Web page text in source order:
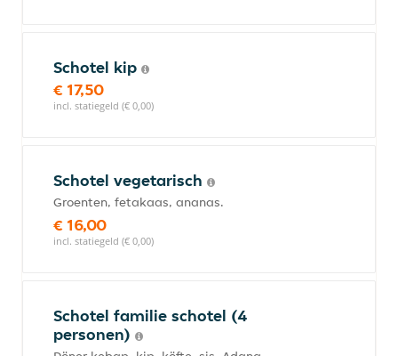
Schotel kip
€ 17,50
incl. statiegeld (€ 0,00)
Schotel vegetarisch
Groenten, fetakaas, ananas.
€ 16,00
incl. statiegeld (€ 0,00)
Schotel familie schotel (4
personen)